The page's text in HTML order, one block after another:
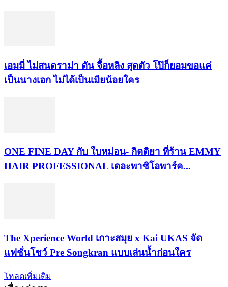
เอมมี่ ไม่สนดราม่า ดัน จื้อหลิง สุดตัว โป๊ก็ยอมขอแค่
เป็นนางเอก ไม่ได้เป็นเมียน้อยใคร
ONE FINE DAY กับ ใบหม่อน- กิตติยา ที่ร้าน EMMY
HAIR PROFESSIONAL เดอะพาซิโอพาร์ค...
​The Xperience World เกาะสมุย x Kai UKAS จัด
แฟชั่นโชว์ Pre Songkran แบบเล่นน้ำก่อนใคร
โหลดเพิ่มเติม